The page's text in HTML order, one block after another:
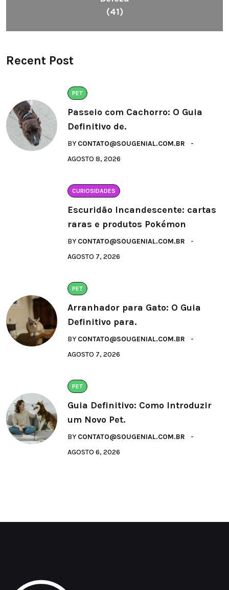
(41)
Recent Post
PET
Passeio com Cachorro: O Guia
Definitivo de.
BY CONTATO@SOUGENIAL.COM.BR
AGOSTO 8, 2026
CURIOSIDADES
Escuridão Incandescente: cartas
raras e produtos Pokémon
BY CONTATO@SOUGENIAL.COM.BR
AGOSTO 7, 2026
PET
Arranhador para Gato: O Guia
Definitivo para.
BY CONTATO@SOUGENIAL.COM.BR
AGOSTO 7, 2026
PET
Guia Definitivo: Como Introduzir
um Novo Pet.
BY CONTATO@SOUGENIAL.COM.BR
AGOSTO 6, 2026